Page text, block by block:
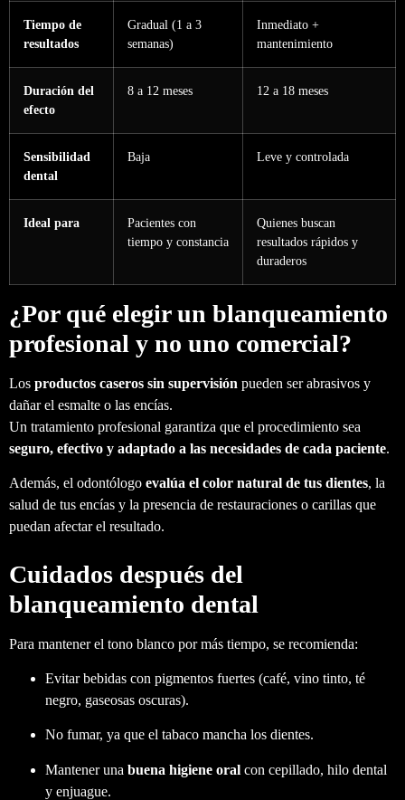
Tiempo de
resultados
Gradual (1 a 3
semanas)
Inmediato +
mantenimiento
Duración del
efecto
8 a 12 meses 12 a 18 meses
Sensibilidad
dental
Baja Leve y controlada
Ideal para
Pacientes con
tiempo y constancia
Quienes buscan
resultados rápidos y
duraderos
¿Por qué elegir un blanqueamiento
profesional y no uno comercial?
Los productos caseros sin supervisión pueden ser abrasivos y
dañar el esmalte o las encías.
Un tratamiento profesional garantiza que el procedimiento sea
seguro, efectivo y adaptado a las necesidades de cada paciente.
Además, el odontólogo evalúa el color natural de tus dientes, la
salud de tus encías y la presencia de restauraciones o carillas que
puedan afectar el resultado.
Cuidados después del
blanqueamiento dental
Para mantener el tono blanco por más tiempo, se recomienda:
Evitar bebidas con pigmentos fuertes (café, vino tinto, té
negro, gaseosas oscuras).
No fumar, ya que el tabaco mancha los dientes.
Mantener una buena higiene oral con cepillado, hilo dental
y enjuague.